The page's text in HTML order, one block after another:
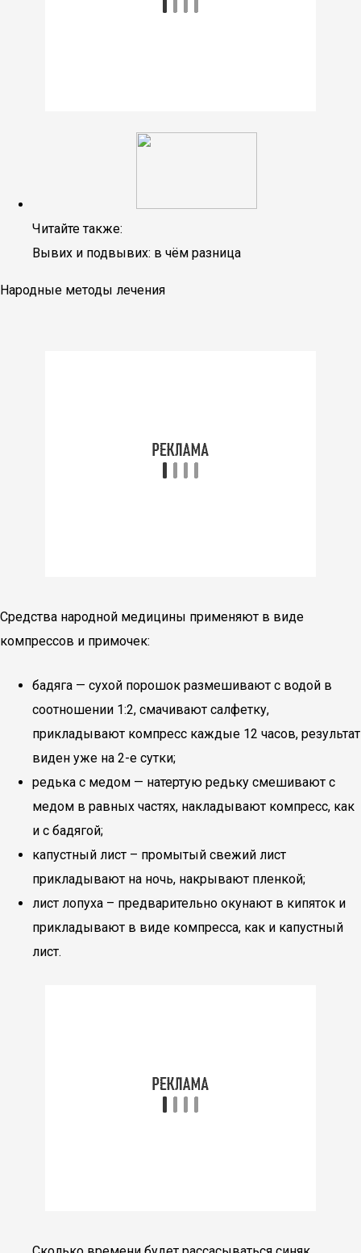
Читайте также:
Вывих и подвывих: в чём разница
Народные методы лечения
Средства народной медицины применяют в виде
компрессов и примочек:
бадяга — сухой порошок размешивают с водой в
соотношении 1:2, смачивают салфетку,
прикладывают компресс каждые 12 часов, результат
виден уже на 2-е сутки;
редька с медом — натертую редьку смешивают с
медом в равных частях, накладывают компресс, как
и с бадягой;
капустный лист – промытый свежий лист
прикладывают на ночь, накрывают пленкой;
лист лопуха – предварительно окунают в кипяток и
прикладывают в виде компресса, как и капустный
лист.